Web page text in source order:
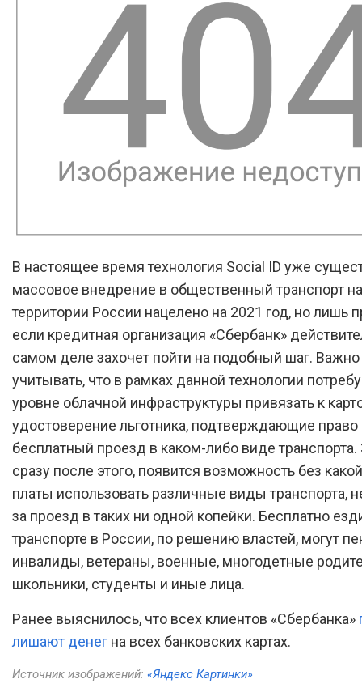
В настоящее время технология Social ID уже
массовое внедрение в общественный транспорт на
территории России нацелено на 2021 год, но лишь
если кредитная организация «Сбербанк»
самом деле захочет пойти на подобный шаг.
учитывать, что в рамках данной технологии
уровне облачной инфраструктуры привязать к
удостоверение льготника, подтверждающие право
бесплатный проезд в каком-либо виде транспорта.
сразу после этого, появится возможность без
платы использовать различные виды транспорта,
за проезд в таких ни одной копейки. Бесплатно
транспорте в России, по решению властей, могут
инвалиды, ветераны, военные, многодетные
школьники, студенты и иные лица.
Ранее выяснилось, что всех клиентов «Сбербанка»
лишают денег на всех банковских картах.
Источник изображений: «Яндекс Картинки»